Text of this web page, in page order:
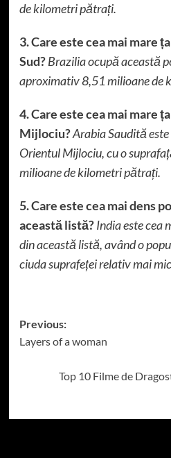
de kilometri pătrați.
3. Care este cea mai mare
Sud? Brazilia ocupă această
aproximativ 8,51 milioane de
4. Care este cea mai mare
Mijlociu?Arabia Saudită
Orientul Mijlociu, cu o
milioane de kilometri pătrați.
5. Care este cea mai dens
această listă? India este cea
din această listă, având o
ciuda suprafeței relativ mai
Post
navigation
Previous:
Layers of a woman
Top 10 Filme de